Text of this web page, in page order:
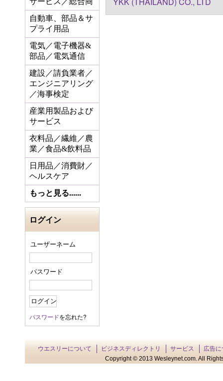
自動車、部品＆サ
プライ用品
電気／電子機器&
部品／電気通信
建設／請負業者／
エンジニアリング
／海事検定
産業用製品および
サービス
衣料品／繊維／農
業／食品&飲料品
日用品／消費財／
ヘルスケア
もっと見る......
ログイン
ユーザーネーム
パスワード
パスワードを忘れた?
ウエスリーについて ビジネスディレクトリ サービス
広告に
Copyright © 2013 Wesleynet.com. All